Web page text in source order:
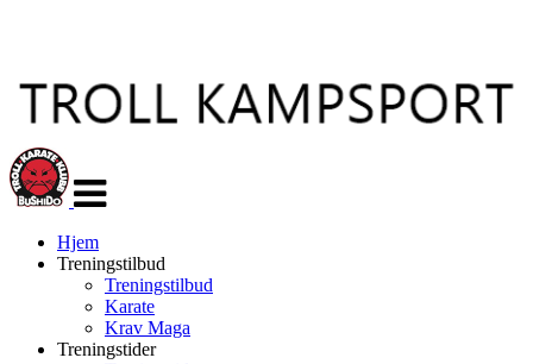
navigasjon
Hjem
Treningstilbud
Treningstilbud
Karate
Krav Maga
Treningstider